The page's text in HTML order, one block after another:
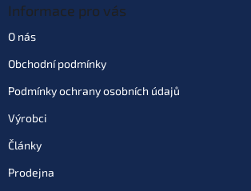
Informace pro vás
O nás
Obchodní podmínky
Podmínky ochrany osobních údajů
Výrobci
Články
Prodejna